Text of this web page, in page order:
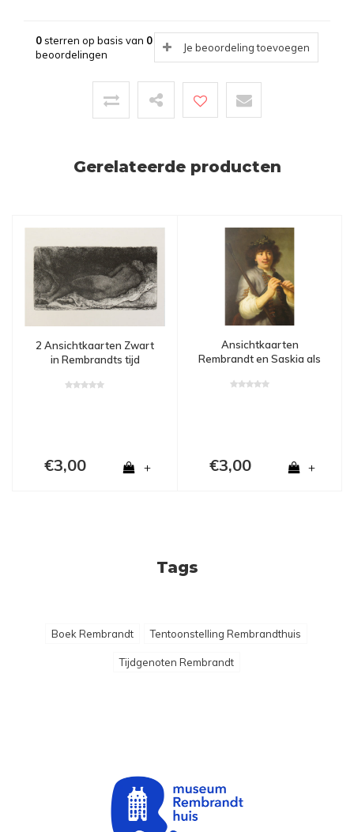
0sterren op basis van 0
beoordelingen
Je beoordeling toevoegen
Gerelateerde producten
2 Ansichtkaarten Zwart
in Rembrandts tijd
€3,00 +
Ansichtkaarten
Rembrandt en Saskia als
€3,00 +
Tags
Boek Rembrandt Tentoonstelling Rembrandthuis
Tijdgenoten Rembrandt